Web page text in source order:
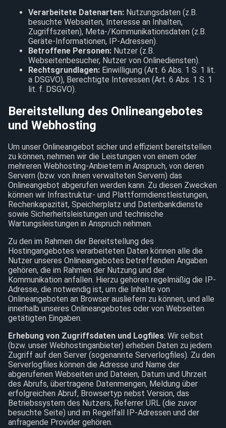
Verarbeitete Datenarten: Nutzungsdaten (z.B.
besuchte Webseiten, Interesse an Inhalten,
Zugriffszeiten), Meta-/Kommunikationsdaten (z.B.
Geräte-Informationen, IP-Adressen).
Betroffene Personen: Nutzer (z.B.
Webseitenbesucher, Nutzer von Onlinediensten).
Rechtsgrundlagen: Einwilligung (Art. 6 Abs. 1 S. 1 lit.
a DSGVO), Berechtigte Interessen (Art. 6 Abs. 1 S. 1
lit. f. DSGVO).
Bereitstellung des Onlineangebotes
und Webhosting
Um unser Onlineangebot sicher und effizient bereitstellen
zu können, nehmen wir die Leistungen von einem oder
mehreren Webhosting-Anbietern in Anspruch, von deren
Servern (bzw. von ihnen verwalteten Servern) das
Onlineangebot abgerufen werden kann. Zu diesen Zwecken
können wir Infrastruktur- und Plattformdienstleistungen,
Rechenkapazität, Speicherplatz und Datenbankdienste
sowie Sicherheitsleistungen und technische
Wartungsleistungen in Anspruch nehmen.
Zu den im Rahmen der Bereitstellung des
Hostingangebotes verarbeiteten Daten können alle die
Nutzer unseres Onlineangebotes betreffenden Angaben
gehören, die im Rahmen der Nutzung und der
Kommunikation anfallen. Hierzu gehören regelmäßig die IP-
Adresse, die notwendig ist, um die Inhalte von
Onlineangeboten an Browser ausliefern zu können, und alle
innerhalb unseres Onlineangebotes oder von Webseiten
getätigten Eingaben.
Erhebung von Zugriffsdaten und Logfiles: Wir selbst
(bzw. unser Webhostinganbieter) erheben Daten zu jedem
Zugriff auf den Server (sogenannte Serverlogfiles). Zu den
Serverlogfiles können die Adresse und Name der
abgerufenen Webseiten und Dateien, Datum und Uhrzeit
des Abrufs, übertragene Datenmengen, Meldung über
erfolgreichen Abruf, Browsertyp nebst Version, das
Betriebssystem des Nutzers, Referrer URL (die zuvor
besuchte Seite) und im Regelfall IP-Adressen und der
anfragende Provider gehören.